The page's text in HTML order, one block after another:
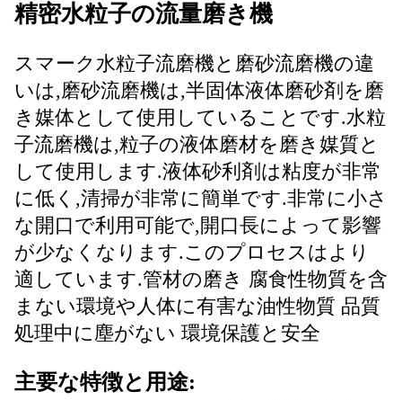
精密水粒子の流量磨き機
スマーク水粒子流磨機と磨砂流磨機の違
いは,磨砂流磨機は,半固体液体磨砂剤を磨
き媒体として使用していることです.水粒
子流磨機は,粒子の液体磨材を磨き媒質と
して使用します.液体砂利剤は粘度が非常
に低く,清掃が非常に簡単です.非常に小さ
な開口で利用可能で,開口長によって影響
が少なくなります.このプロセスはより
適しています.管材の磨き 腐食性物質を含
まない環境や人体に有害な油性物質 品質
処理中に塵がない 環境保護と安全
主要な特徴と用途: